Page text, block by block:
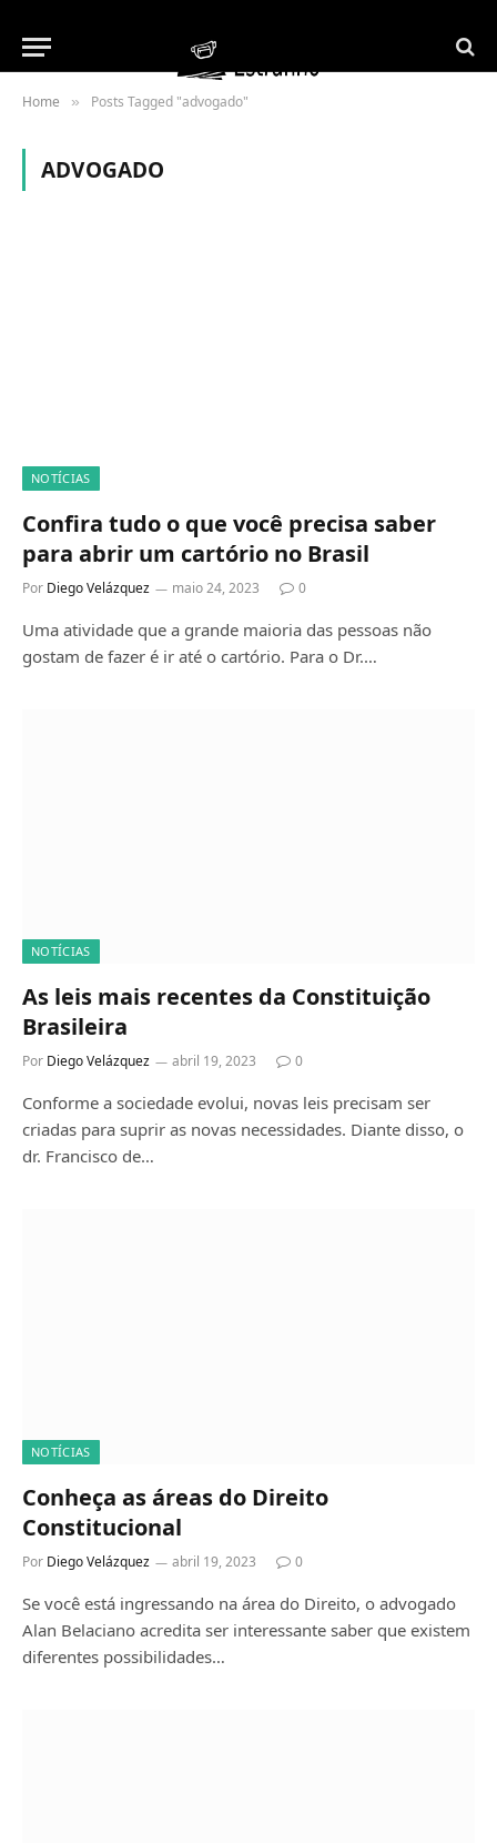
Home » Posts Tagged "advogado"
ADVOGADO
NOTÍCIAS
Confira tudo o que você precisa saber
para abrir um cartório no Brasil
Por Diego Velázquez maio 24, 2023 0
Uma atividade que a grande maioria das pessoas não
gostam de fazer é ir até o cartório. Para o Dr.…
NOTÍCIAS
As leis mais recentes da Constituição
Brasileira
Por Diego Velázquez abril 19, 2023 0
Conforme a sociedade evolui, novas leis precisam ser
criadas para suprir as novas necessidades. Diante disso, o
dr. Francisco de…
NOTÍCIAS
Conheça as áreas do Direito
Constitucional
Por Diego Velázquez abril 19, 2023 0
Se você está ingressando na área do Direito, o advogado
Alan Belaciano acredita ser interessante saber que existem
diferentes possibilidades…